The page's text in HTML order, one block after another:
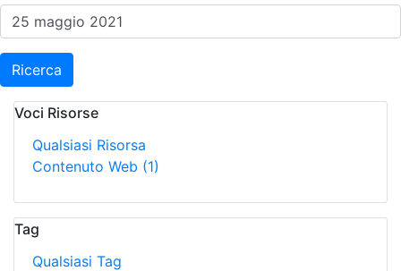
Ricerca
Voci Risorse
Qualsiasi Risorsa
Contenuto Web (1)
Tag
Qualsiasi Tag